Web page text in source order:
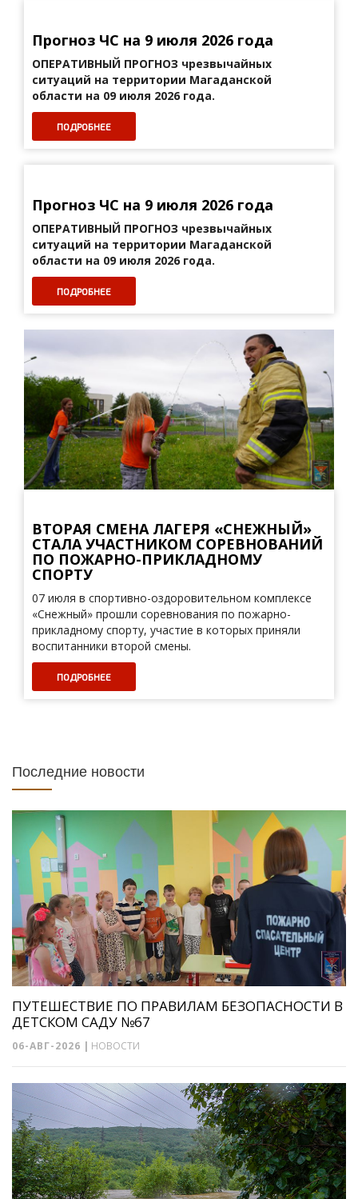
Прогноз ЧС на 9 июля 2026 года
ОПЕРАТИВНЫЙ ПРОГНОЗ чрезвычайных
ситуаций на территории Магаданской
области на 09 июля 2026 года.
ПОДРОБНЕЕ
Прогноз ЧС на 9 июля 2026 года
ОПЕРАТИВНЫЙ ПРОГНОЗ чрезвычайных
ситуаций на территории Магаданской
области на 09 июля 2026 года.
ПОДРОБНЕЕ
ВТОРАЯ СМЕНА ЛАГЕРЯ «СНЕЖНЫЙ»
СТАЛА УЧАСТНИКОМ СОРЕВНОВАНИЙ
ПО ПОЖАРНО-ПРИКЛАДНОМУ
СПОРТУ
07 июля в спортивно-оздоровительном комплексе
«Снежный» прошли соревнования по пожарно-
прикладному спорту, участие в которых приняли
воспитанники второй смены.
ПОДРОБНЕЕ
Последние новости
ПУТЕШЕСТВИЕ ПО ПРАВИЛАМ БЕЗОПАСНОСТИ В
ДЕТСКОМ САДУ №67
06-АВГ-2026 | НОВОСТИ